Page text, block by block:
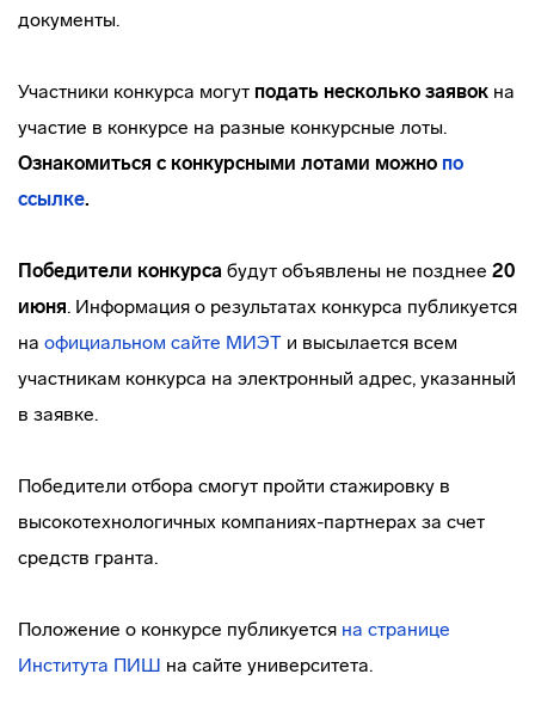
документы.
Участники конкурса могут подать несколько заявок на
участие в конкурсе на разные конкурсные лоты.
Ознакомиться с конкурсными лотами можно по
ссылке.
Победители конкурса будут объявлены не позднее 20
июня. Информация о результатах конкурса публикуется
на официальном сайте МИЭТ и высылается всем
участникам конкурса на электронный адрес, указанный
в заявке.
Победители отбора смогут пройти стажировку в
высокотехнологичных компаниях-партнерах за счет
средств гранта.
Положение о конкурсе публикуется на странице
Института ПИШ на сайте университета.